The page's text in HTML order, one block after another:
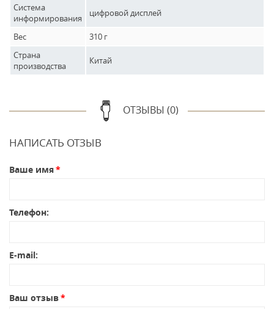
Система
информирования
цифровой дисплей
Вес
310 г
Страна
производства
Китай
ОТЗЫВЫ (0)
НАПИСАТЬ ОТЗЫВ
Ваше имя
Телефон:
E-mail:
Ваш отзыв